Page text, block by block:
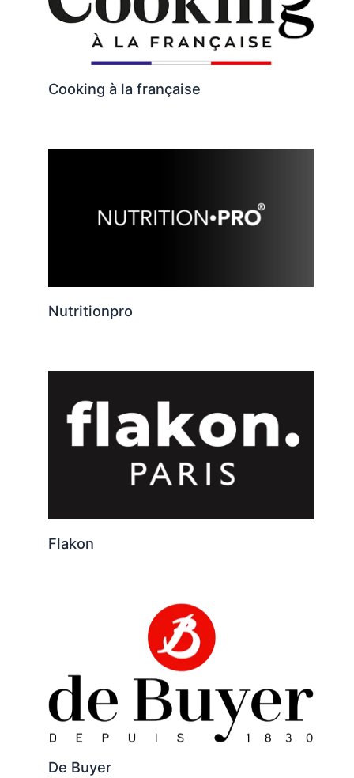
Cooking à la française
Nutritionpro
Flakon
De Buyer